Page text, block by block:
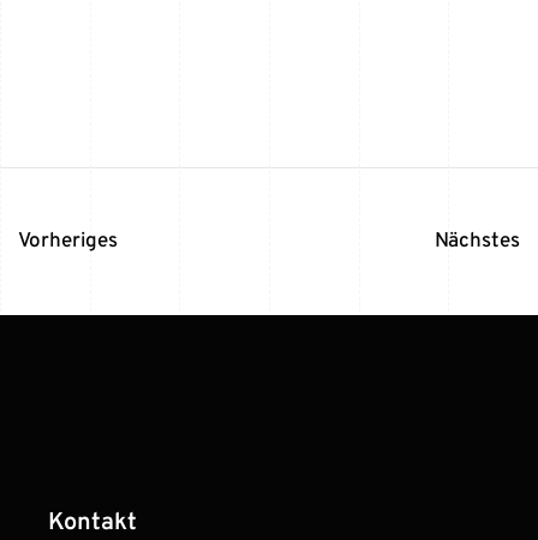
Vorheriges Nächstes
Kontakt